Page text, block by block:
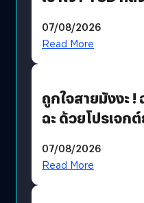
07/08/2026
Read More
ถูกใจสายมังงะ !
ฉะ ด้วยโปรเจก
มีภาษาไทยด้วย
07/08/2026
Read More